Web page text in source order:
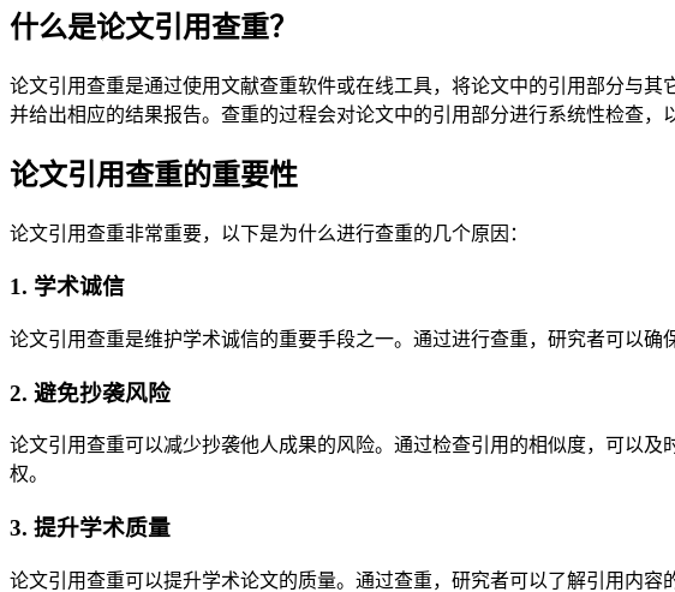
什么是论文引用查重？
论文引用查重是通过使用文献查重软件或在线工具，将论文中的引用部分与
并给出相应的结果报告。查重的过程会对论文中的引用部分进行系统性检查，
论文引用查重的重要性
论文引用查重非常重要，以下是为什么进行查重的几个原因：
1. 学术诚信
论文引用查重是维护学术诚信的重要手段之一。通过进行查重，研究者可以
2. 避免抄袭风险
论文引用查重可以减少抄袭他人成果的风险。通过检查引用的相似度，可以
权。
3. 提升学术质量
论文引用查重可以提升学术论文的质量。通过查重，研究者可以了解引用内